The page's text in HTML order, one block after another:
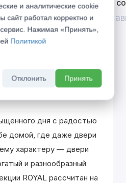
Дополнительная
двери при
Divilux
До 31
дня с радостью
домой, где даже двери
характеру — двери
и разнообразный
ROYAL рассчитан на
и аналитические cookie
сайт работал корректно и
Нажимая «Принять»,
Политикой
Отклонить Принять